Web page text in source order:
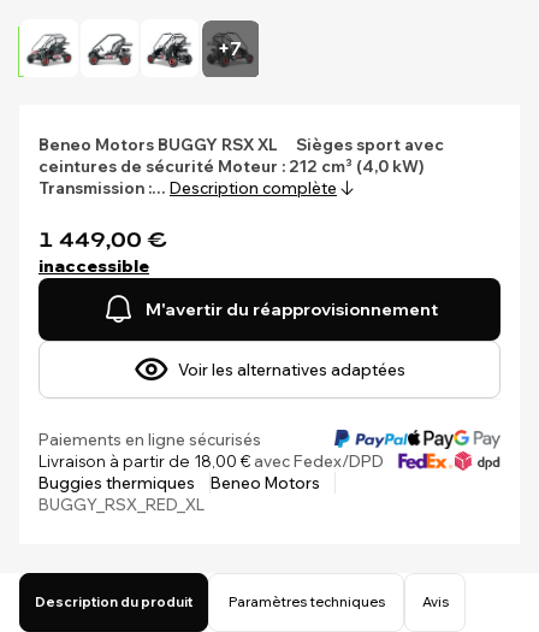
+7
Beneo Motors BUGGY RSX XL
Sièges sport avec
ceintures de sécurité Moteur : 212 cm³ (4,0 kW)
Transmission :… Description complète
1 449,00 €
inaccessible
M'avertir du réapprovisionnement
Voir les alternatives adaptées
Paiements en ligne sécurisés
Livraison à partir de 18,00 €avec Fedex/DPD
Buggies thermiques
Beneo Motors
BUGGY_RSX_RED_XL
Description du produit Paramètres techniques Avis